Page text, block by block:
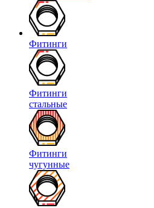
Фитинги
Фитинги
стальные
Фитинги
чугунные